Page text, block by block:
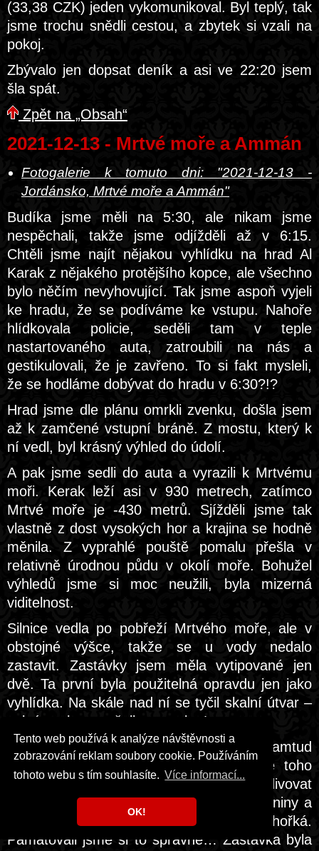
Tento web používá k analýze návštěvnosti a
zobrazování reklam soubory cookie. Používáním
tohoto webu s tím souhlasíte. Více informací...
OK!
(33,38 CZK) jeden vykomunikoval. Byl teplý, tak
jsme trochu snědli cestou, a zbytek si vzali na
pokoj.
Zbývalo jen dopsat deník a asi ve 22:20 jsem
šla spát.
Zpět na „Obsah“
2021-12-13 - Mrtvé moře a Ammán
Fotogalerie k tomuto dni: "2021-12-13 -
Jordánsko, Mrtvé moře a Ammán"
Budíka jsme měli na 5:30, ale nikam jsme
nespěchali, takže jsme odjížděli až v 6:15.
Chtěli jsme najít nějakou vyhlídku na hrad Al
Karak z nějakého protějšího kopce, ale všechno
bylo něčím nevyhovující. Tak jsme aspoň vyjeli
ke hradu, že se podíváme ke vstupu. Nahoře
hlídkovala policie, seděli tam v teple
nastartovaného auta, zatroubili na nás a
gestikulovali, že je zavřeno. To si fakt mysleli,
že se hodláme dobývat do hradu v 6:30?!?
Hrad jsme dle plánu omrkli zvenku, došla jsem
až k zamčené vstupní bráně. Z mostu, který k
ní vedl, byl krásný výhled do údolí.
A pak jsme sedli do auta a vyrazili k Mrtvému
moři. Kerak leží asi v 930 metrech, zatímco
Mrtvé moře je -430 metrů. Sjížděli jsme tak
vlastně z dost vysokých hor a krajina se hodně
měnila. Z vyprahlé pouště pomalu přešla v
relativně úrodnou půdu v okolí moře. Bohužel
výhledů jsme si moc neužili, byla mizerná
viditelnost.
Silnice vedla po pobřeží Mrtvého moře, ale v
obstojné výšce, takže se u vody nedalo
zastavit. Zastávky jsem měla vytipované jen
dvě. Ta první byla použitelná opravdu jen jako
vyhlídka. Na skále nad ní se tyčil skalní útvar –
solná socha manželky proroka Lota.
Druhá zastávka byla větší a dalo se odtamtud
po stezce sejít k vodě. Nakonec jsme toho
využili a díky tomu mohli zblízka obdivovat
úchvatnou tyrkysovost vody, solné usazeniny a
ochutnat vodu, která je tak slaná, až je hořká.
Pamatovali jsme si to správně… Zastávka byla